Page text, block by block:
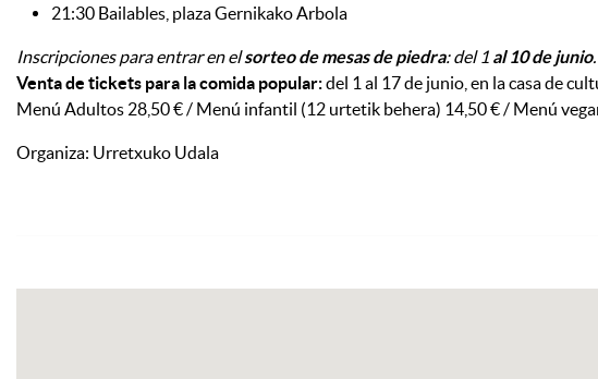
21:30 Bailables, plaza Gernikako Arbola
Inscripciones para entrar en elsorteo de mesas de piedra: del 1 al 10 de junio
Venta de tickets para la comida popular:del 1 al 17 de junio, en la casa de
Menú Adultos 28,50 € / Menú infantil (12 urtetik behera) 14,50 € / Menú
Organiza: Urretxuko Udala